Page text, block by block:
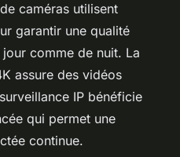
caméras utilisent
garantir une qualité
comme de nuit. La
assure des vidéos
IP bénéficie
qui permet une
continue.